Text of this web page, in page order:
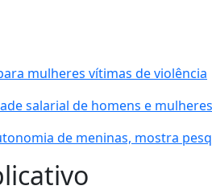
mulheres vítimas de violência
salarial de homens e mulheres
de meninas, mostra